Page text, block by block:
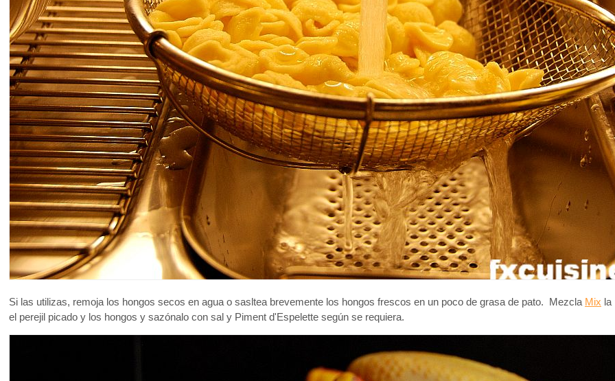
Si las utilizas, remoja los hongos secos en agua o sasltea brevemente los hongos frescos en un poco de grasa de pato. Mezcla Mix la
el perejil picado y los hongos y sazónalo con sal y Piment d'Espelette según se requiera.